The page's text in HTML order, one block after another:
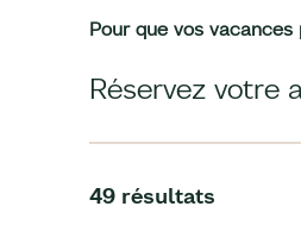
Pour que vos
Réservez votre
49 résultats